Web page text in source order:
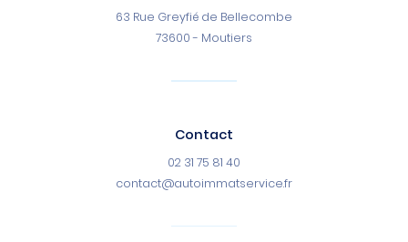
63 Rue Greyfié de Bellecombe
73600 - Moutiers
Contact
02 31 75 81 40
contact@autoimmatservice.fr